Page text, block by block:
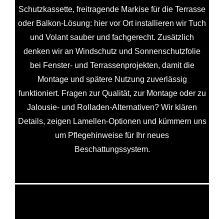
Schutzkassette, freitragende Markise für die Terrasse
oder Balkon-Lösung: hier vor Ort installieren wir Tuch
und Volant sauber und fachgerecht. Zusätzlich
denken wir an Windschutz und Sonnenschutzfolie
bei Fenster- und Terrassenprojekten, damit die
Montage und spätere Nutzung zuverlässig
funktioniert. Fragen zur Qualität, zur Montage oder zu
Jalousie- und Rolladen-Alternativen? Wir klären
Details, zeigen Lamellen-Optionen und kümmern uns
um Pflegehinweise für Ihr neues
Beschattungssystem.